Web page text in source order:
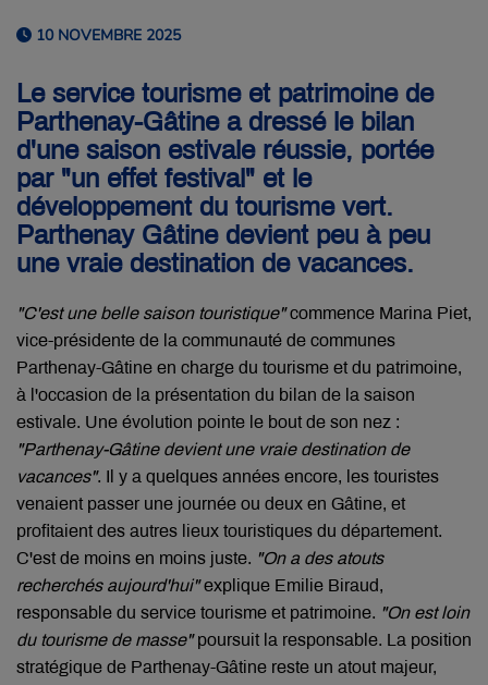
10 NOVEMBRE 2025
Le service tourisme et patrimoine de
Parthenay-Gâtine a dressé le bilan
d'une saison estivale réussie, portée
par "un effet festival" et le
développement du tourisme vert.
Parthenay Gâtine devient peu à peu
une vraie destination de vacances.
"C'est une belle saison touristique"commence Marina Piet,
vice-présidente de la communauté de communes
Parthenay-Gâtine en charge du tourisme et du patrimoine,
à l'occasion de la présentation du bilan de la saison
estivale. Une évolution pointe le bout de son nez :
"Parthenay-Gâtine devient une vraie destination de
vacances". Il y a quelques années encore, les touristes
venaient passer une journée ou deux en Gâtine, et
profitaient des autres lieux touristiques du département.
C'est de moins en moins juste. "On a des atouts
recherchés aujourd'hui"explique Emilie Biraud,
responsable du service tourisme et patrimoine. "On est loin
du tourisme de masse"poursuit la responsable. La position
stratégique de Parthenay-Gâtine reste un atout majeur,